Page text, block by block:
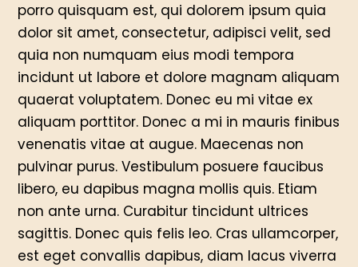
porro quisquam est, qui dolorem ipsum quia
dolor sit amet, consectetur, adipisci velit, sed
quia non numquam eius modi tempora
incidunt ut labore et dolore magnam aliquam
quaerat voluptatem. Donec eu mi vitae ex
aliquam porttitor. Donec a mi in mauris finibus
venenatis vitae at augue. Maecenas non
pulvinar purus. Vestibulum posuere faucibus
libero, eu dapibus magna mollis quis. Etiam
non ante urna. Curabitur tincidunt ultrices
sagittis. Donec quis felis leo. Cras ullamcorper,
est eget convallis dapibus, diam lacus viverra